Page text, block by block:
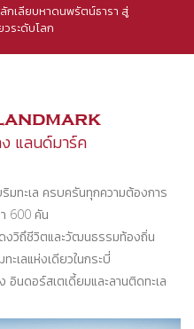
เลียบหาดนพรัตน์ธารา สู่
ระดับโลก
ง แลนด์มาร์ค
ทะเล ครบครันทุกความต้องการ
600 คัน
วิถึชีวิตและวัฒนธรรมท้องถิ่น
ะเลแห่งเดียวในกระบี่
นดอร์สเตเดี้ยมและลานติดทะเล